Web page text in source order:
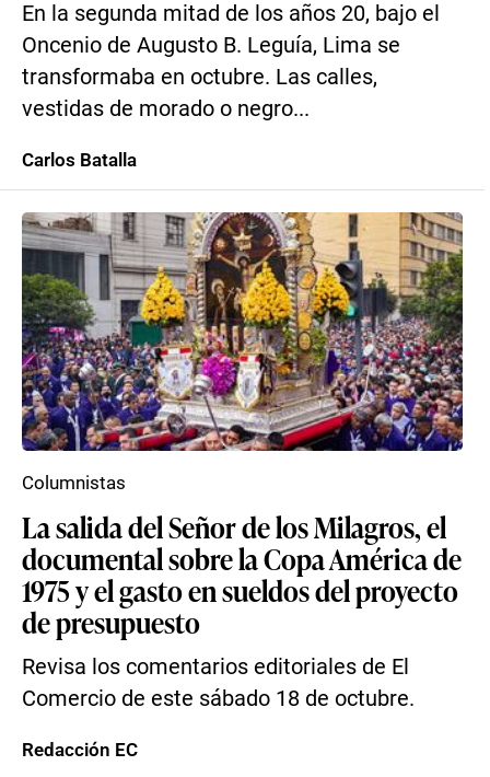
En la segunda mitad de los años 20, bajo el
Oncenio de Augusto B. Leguía, Lima se
transformaba en octubre. Las calles,
vestidas de morado o negro...
Carlos Batalla
La salida del Señor de los Milagros, el
documental sobre la Copa América de
1975 y el gasto en sueldos del proyecto
de presupuesto
Revisa los comentarios editoriales de El
Comercio de este sábado 18 de octubre.
Columnistas
Redacción EC